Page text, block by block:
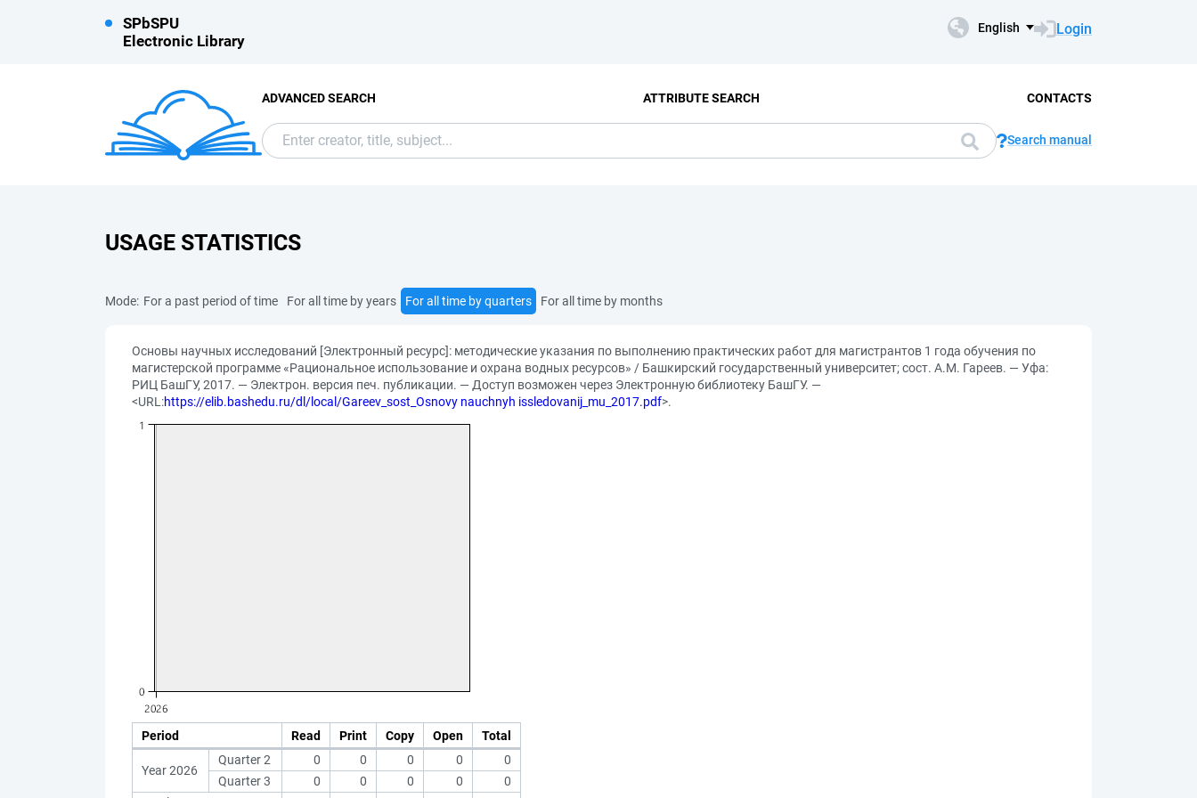
SPbSPU
Electronic Library
English Login
ADVANCED SEARCH ATTRIBUTE SEARCH CONTACTS
Search manual
USAGE STATISTICS
Mode: For a past period of time For all time by years For all time by quarters For all time by months
Основы научных исследований [Электронный ресурс]: методические указания по выполнению практических работ для магистрантов 1 года обучения по
магистерской программе «Рациональное использование и охрана водных ресурсов» / Башкирский государственный университет; сост. А.М. Гареев. — Уфа:
РИЦ БашГУ, 2017. — Электрон. версия печ. публикации. — Доступ возможен через Электронную библиотеку БашГУ. —
<URL:https://elib.bashedu.ru/dl/local/Gareev_sost_Osnovy nauchnyh issledovanij_mu_2017.pdf>.
Period Read Print Copy Open Total
Year 2026
Quarter 2 0 0 0 0
0
Quarter 3
0 0 0 0
0